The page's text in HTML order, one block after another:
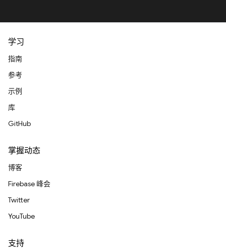
学习
指南
参考
示例
库
GitHub
掌握动态
博客
Firebase 峰会
Twitter
YouTube
支持